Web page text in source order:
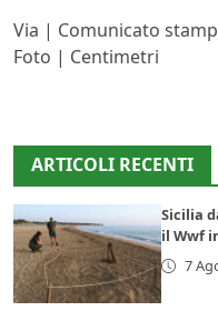
Via | Comunicato
Foto | Centimetri
ARTICOLI RECENTI
Sicilia
il Wwf
7